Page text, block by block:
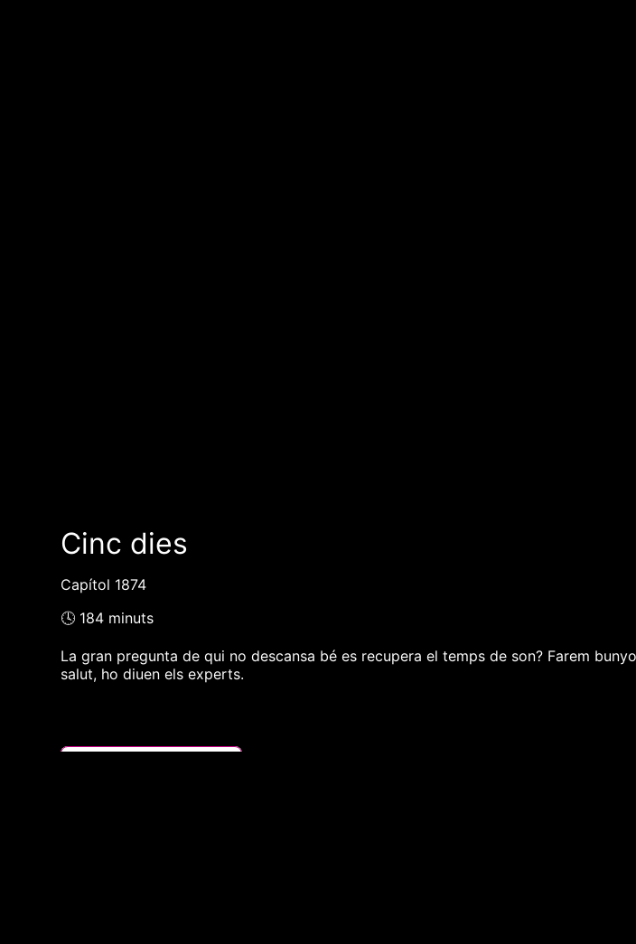
Cinc dies
Capítol 1874
🕓 184 minuts
La gran pregunta de qui no descansa bé es recupera el temps de son? Farem
salut, ho diuen els experts.